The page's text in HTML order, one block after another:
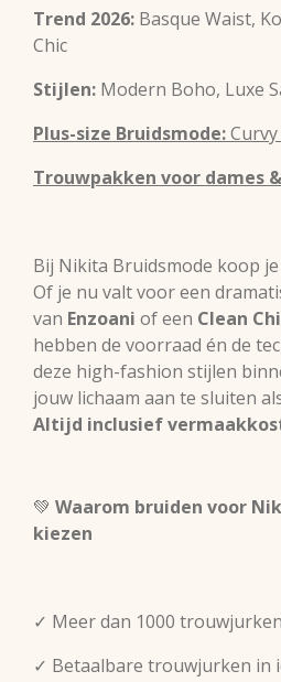
Trend 2026: Basque Waist,
Chic
Stijlen: Modern Boho, Luxe
Plus-size Bruidsmode:
Trouwpakken voor dames
Bij Nikita Bruidsmode koop
Of je nu valt voor een
van Enzoani of een Clean
hebben de voorraad én de
deze high-fashion stijlen
jouw lichaam aan te sluiten
Altijd inclusief
💚 Waarom bruiden voor
kiezen
✓ Meer dan 1000
✓ Betaalbare trouwjurken in